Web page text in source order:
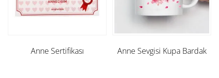
Anne Sertifikası Anne Sevgisi Kupa Bardak